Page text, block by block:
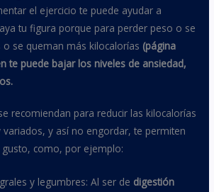
el ejercicio te puede ayudar a
tu figura porque para perder peso o se
se queman más kilocalorías (página
n te puede bajar los niveles de ansiedad,
recomiendan para reducir las kilocalorías
y así no engordar, te permiten
como, por ejemplo:
y legumbres: Al ser de digestión